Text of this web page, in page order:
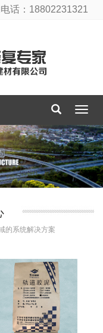
话：18802231321
导
菜
单
的系统解决方案